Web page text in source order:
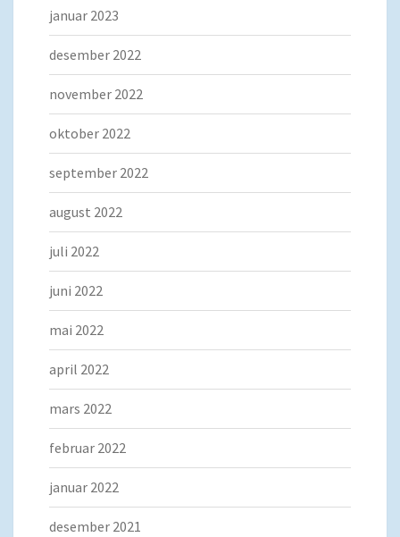
januar 2023
desember 2022
november 2022
oktober 2022
september 2022
august 2022
juli 2022
juni 2022
mai 2022
april 2022
mars 2022
februar 2022
januar 2022
desember 2021